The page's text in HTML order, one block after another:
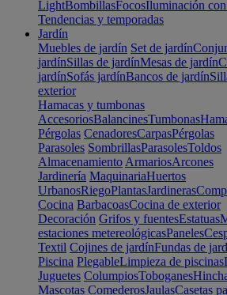
LightBombillasFocosIluminación
Tendencias y temporadas
Jardín
Muebles de jardín Set de jardín
jardínSillas de jardínMesas de jardín
jardínSofás jardínBancos de jardín
exterior
Hamacas y tumbonas
AccesoriosBalancinesTumbonas
Pérgolas CenadoresCarpasPérgolas
Parasoles SombrillasParasolesToldos
Almacenamiento ArmariosArcones
Jardinería MaquinariaHuertos
UrbanosRiegoPlantasJardineras
Cocina BarbacoasCocina de exterior
Decoración Grifos y fuentesEstatuas
estaciones metereológicasPaneles
Textil Cojines de jardínFundas de
Piscina PlegableLimpieza de piscinas
Juguetes ColumpiosToboganes
Mascotas ComederosJaulasCasetas